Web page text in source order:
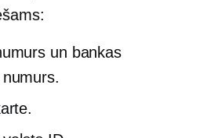
un bankas